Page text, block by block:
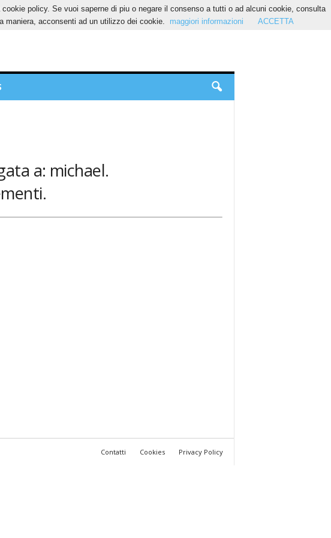
a: michael.
Contatti Cookies Privacy Policy
policy. Se vuoi saperne di piu o negare il consenso a tutti o ad alcuni cookie, consulta
maniera, acconsenti ad un utilizzo dei cookie.
maggiori informazioni ACCETTA